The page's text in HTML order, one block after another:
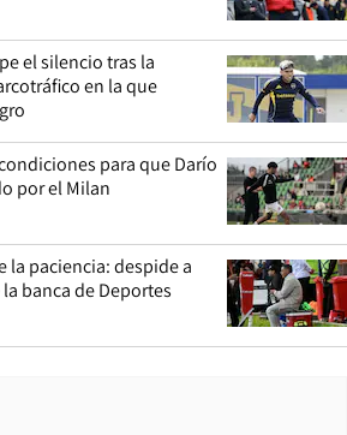
el silencio tras la
en la que
para que Darío
por el Milan
la paciencia: despide a
banca de Deportes